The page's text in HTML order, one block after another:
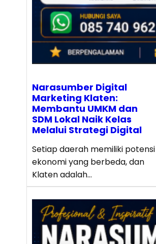
Narasumber Digital
Marketing Klaten:
Membantu UMKM dan
SDM Lokal Naik Kelas
Melalui Strategi Digital
Setiap daerah memiliki potensi
ekonomi yang berbeda, dan
Klaten adalah…